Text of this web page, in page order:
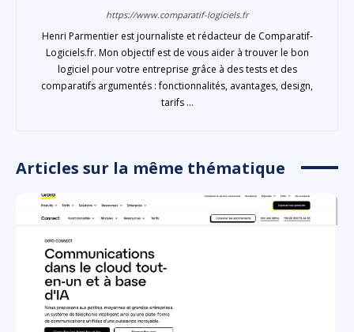
https://www.comparatif-logiciels.fr
Henri Parmentier est journaliste et rédacteur de Comparatif-
Logiciels.fr. Mon objectif est de vous aider à trouver le bon
logiciel pour votre entreprise grâce à des tests et des
comparatifs argumentés : fonctionnalités, avantages, design,
tarifs ...
Articles sur la même thématique